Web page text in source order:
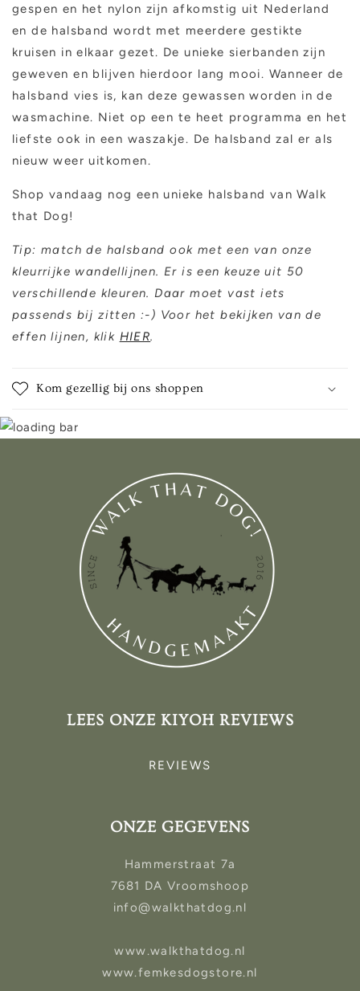
gespen en het nylon zijn afkomstig uit Nederland
en de halsband wordt met meerdere gestikte
kruisen in elkaar gezet. De unieke sierbanden zijn
geweven en blijven hierdoor lang mooi. Wanneer de
halsband vies is, kan deze gewassen worden in de
wasmachine. Niet op een te heet programma en het
liefste ook in een waszakje. De halsband zal er als
nieuw weer uitkomen.
Shop vandaag nog een unieke halsband van Walk
that Dog!
Tip: match de halsband ook met een van onze
kleurrijke wandellijnen. Er is een keuze uit 50
verschillende kleuren. Daar moet vast iets
passends bij zitten :-) Voor het bekijken van de
effen lijnen, klik HIER.
Kom gezellig bij ons shoppen
LEES ONZE KIYOH REVIEWS
REVIEWS
ONZE GEGEVENS
Hammerstraat 7a
7681 DA Vroomshoop
info@walkthatdog.nl
www.walkthatdog.nl
www.femkesdogstore.nl